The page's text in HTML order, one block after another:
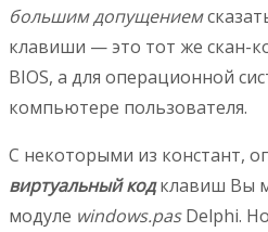
большим допущением
клавиши — это тот же скан-
BIOS, а для операционной
компьютере пользователя.
С некоторыми из констант,
виртуальный кодклавиш Вы
модуле windows.pasDelphi.